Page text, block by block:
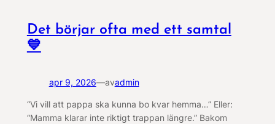
Det börjar ofta med ett samtal
💙
apr 9, 2026—avadmin
“Vi vill att pappa ska kunna bo kvar hemma…” Eller:
“Mamma klarar inte riktigt trappan längre.” Bakom